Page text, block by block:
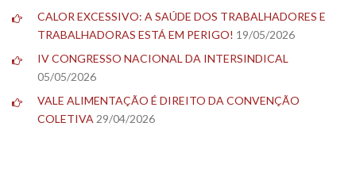
CALOR EXCESSIVO: A SAÚDE DOS TRABALHADORES E
TRABALHADORAS ESTÁ EM PERIGO! 19/05/2026
IV CONGRESSO NACIONAL DA INTERSINDICAL
05/05/2026
VALE ALIMENTAÇÃO É DIREITO DA CONVENÇÃO
COLETIVA 29/04/2026